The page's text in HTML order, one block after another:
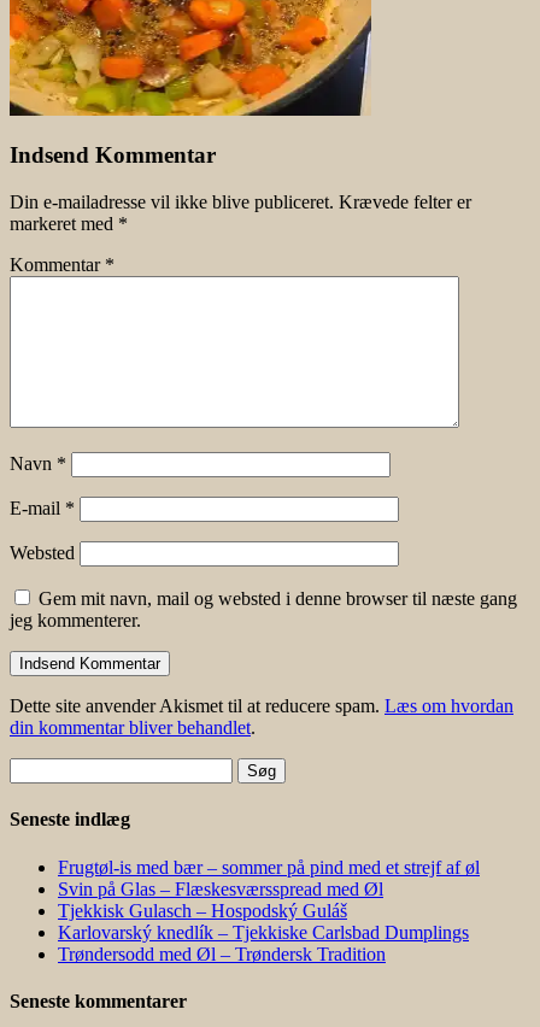
Indsend Kommentar
Din e-mailadresse vil ikke blive publiceret. Krævede felter er
markeret med *
Kommentar *
Navn *
E-mail *
Websted
Gem mit navn, mail og websted i denne browser til næste gang
jeg kommenterer.
Dette site anvender Akismet til at reducere spam. Læs om hvordan
din kommentar bliver behandlet.
efter:
Seneste indlæg
Frugtøl-is med bær – sommer på pind med et strejf af øl
Svin på Glas – Flæskesværsspread med Øl
Tjekkisk Gulasch – Hospodský Guláš
Karlovarský knedlík – Tjekkiske Carlsbad Dumplings
Trøndersodd med Øl – Trøndersk Tradition
Seneste kommentarer